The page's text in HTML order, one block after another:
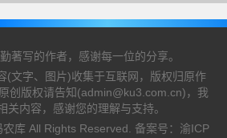
著写的作者，感谢每一位的分享。
(文字、图片)收集于互联网，版权归原作
创版权请告知(admin@ku3.com.cn)，我
关内容，感谢您的理解与支持。
库 All Rights Reserved. 备案号： 渝ICP